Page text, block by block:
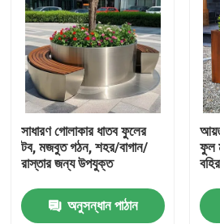
যোগাযোগ করুন
খবর
উদ্ধৃতির জন্য আবেদন
আলংকারিক মেটালওয়ার্ক
আলংকারিক ধাতু ভাস্কর্য
সাধারণ গোলাকার ধাতব ফুলের
টব, মজবুত গঠন, শহর/বাগান/
রাস্তার জন্য উপযুক্ত
অনুসন্ধান পাঠান
ফুল